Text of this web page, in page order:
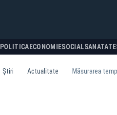
POLITICA ECONOMIESOCIALSANATATE
Știri Actualitate Măsurarea